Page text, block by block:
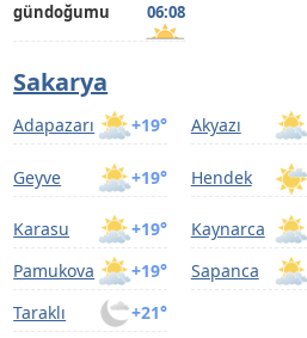
gündoğumu
06:08
Sakarya
+19°
Adapazarı Akyazı
+19°
Geyve Hendek
+19°
Karasu Kaynarca
+19°
Pamukova Sapanca
+21°
Taraklı